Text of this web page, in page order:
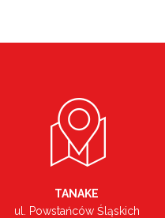
TANAKE
ul. Powstańców Śląskich